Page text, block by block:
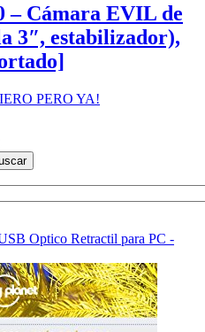
– Cámara EVIL de
3″, estabilizador),
PERO YA!
Optico Retractil para PC -